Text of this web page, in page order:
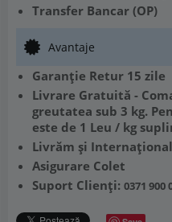
Transfer Bancar (OP)
Avantaje
Garanție Retur 15 zile
Livrare Gratuită -
greutatea sub 3 kg.
este de 1 Leu / kg
Livrăm și Internațional
Asigurare Colet
Suport Clienți: 0371 900